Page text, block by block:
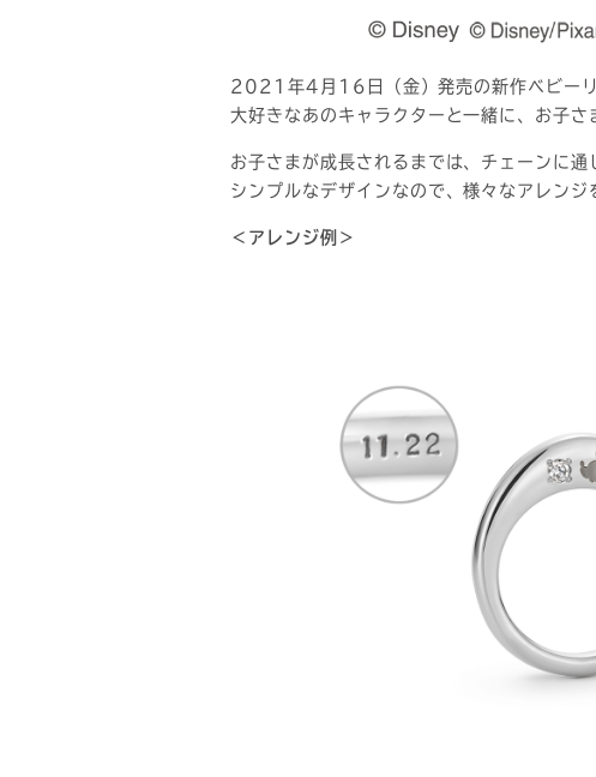
2021年4月16日（金）発売の新作ベビー
大好きなあのキャラクターと一緒に、お子さ
お子さまが成長されるまでは、チェーンに
シンプルなデザインなので、様々なアレンジ
＜アレンジ例＞